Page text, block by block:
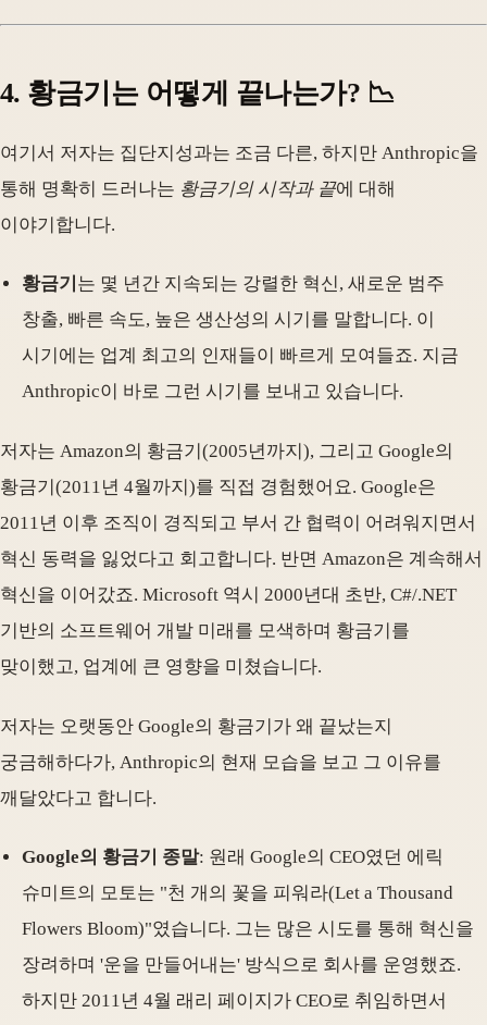
4. 황금기는 어떻게 끝나는가? 📉
여기서 저자는 집단지성과는 조금 다른, 하지만 Anthropic을
통해 명확히 드러나는 황금기의 시작과 끝에 대해
이야기합니다.
황금기 는 몇 년간 지속되는 강렬한 혁신, 새로운 범주
창출, 빠른 속도, 높은 생산성의 시기를 말합니다. 이
시기에는 업계 최고의 인재들이 빠르게 모여들죠. 지금
Anthropic이 바로 그런 시기를 보내고 있습니다.
저자는 Amazon의 황금기(2005년까지), 그리고 Google의
황금기(2011년 4월까지)를 직접 경험했어요. Google은
2011년 이후 조직이 경직되고 부서 간 협력이 어려워지면서
혁신 동력을 잃었다고 회고합니다. 반면 Amazon은 계속해서
혁신을 이어갔죠. Microsoft 역시 2000년대 초반, C#/.NET
기반의 소프트웨어 개발 미래를 모색하며 황금기를
맞이했고, 업계에 큰 영향을 미쳤습니다.
저자는 오랫동안 Google의 황금기가 왜 끝났는지
궁금해하다가, Anthropic의 현재 모습을 보고 그 이유를
깨달았다고 합니다.
Google의 황금기 종말: 원래 Google의 CEO였던 에릭
슈미트의 모토는 "천 개의 꽃을 피워라(Let a Thousand
Flowers Bloom)"였습니다. 그는 많은 시도를 통해 혁신을
장려하며 '운을 만들어내는' 방식으로 회사를 운영했죠.
하지만 2011년 4월 래리 페이지가 CEO로 취임하면서